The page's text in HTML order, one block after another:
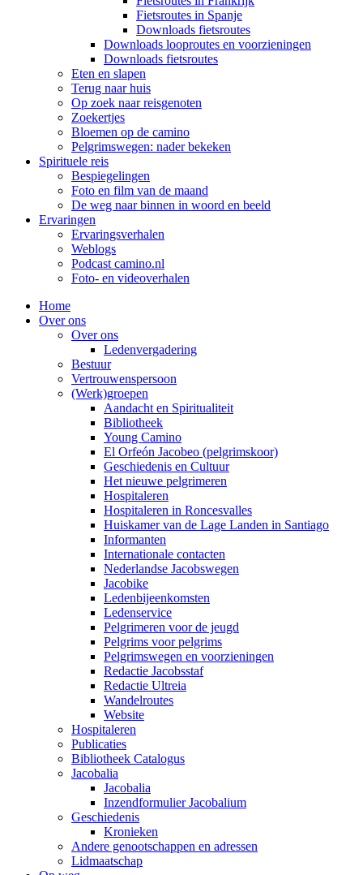
Fietsroutes in Spanje
Downloads fietsroutes
Downloads looproutes en voorzieningen
Downloads fietsroutes
Eten en slapen
Terug naar huis
Op zoek naar reisgenoten
Zoekertjes
Bloemen op de camino
Pelgrimswegen: nader bekeken
Spirituele reis
Bespiegelingen
Foto en film van de maand
De weg naar binnen in woord en beeld
Ervaringen
Ervaringsverhalen
Weblogs
Podcast camino.nl
Foto- en videoverhalen
Home
Over ons
Over ons
Ledenvergadering
Bestuur
Vertrouwenspersoon
(Werk)groepen
Aandacht en Spiritualiteit
Bibliotheek
Young Camino
El Orfeón Jacobeo (pelgrimskoor)
Geschiedenis en Cultuur
Het nieuwe pelgrimeren
Hospitaleren
Hospitaleren in Roncesvalles
Huiskamer van de Lage Landen in Santiago
Informanten
Internationale contacten
Nederlandse Jacobswegen
Jacobike
Ledenbijeenkomsten
Ledenservice
Pelgrimeren voor de jeugd
Pelgrims voor pelgrims
Pelgrimswegen en voorzieningen
Redactie Jacobsstaf
Redactie Ultreia
Wandelroutes
Website
Hospitaleren
Publicaties
Bibliotheek Catalogus
Jacobalia
Jacobalia
Inzendformulier Jacobalium
Geschiedenis
Kronieken
Andere genootschappen en adressen
Lidmaatschap